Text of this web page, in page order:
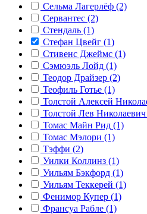
Сельма Лагерлёф (2)
Сервантес (2)
Стендаль (1)
Стефан Цвейг (1)
Стивенс Джеймс (1)
Сэмюэль Лойд (1)
Теодор Драйзер (2)
Теофиль Готье (1)
Толстой Алексей
Толстой Лев
Томас Майн Рид (1)
Томас Мэлори (1)
Тэффи (2)
Уилки Коллинз (1)
Уильям Бэкфорд (1)
Уильям Теккерей (1)
Фенимор Купер (1)
Франсуа Рабле (1)